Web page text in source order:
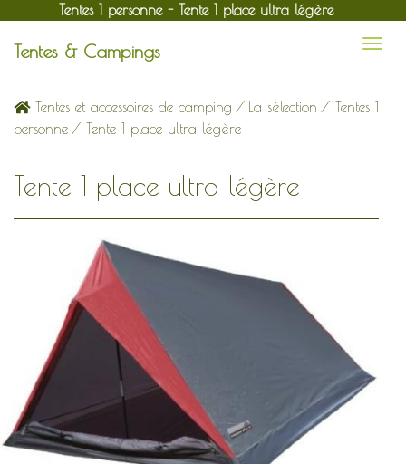
Tentes 1 personne - Tente 1 place ultra légère
Tentes & Campings
Tentes et accessoires de camping / La sélection / Tentes 1
personne / Tente 1 place ultra légère
Tente 1 place ultra légère